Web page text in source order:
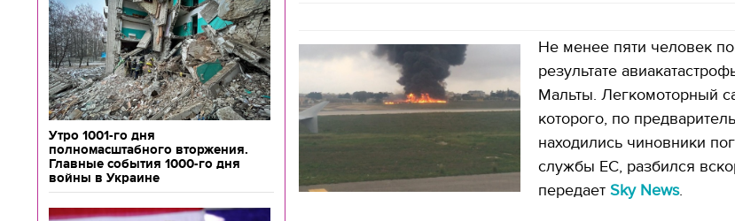
Утро 1001-го дня
полномасштабного вторжения.
Главные события 1000-го дня
войны в Украине
Не менее пяти человек
результате
Мальты. Легкомоторный
которого, по
находились чиновники
службы ЕС, разбился
передает Sky News.